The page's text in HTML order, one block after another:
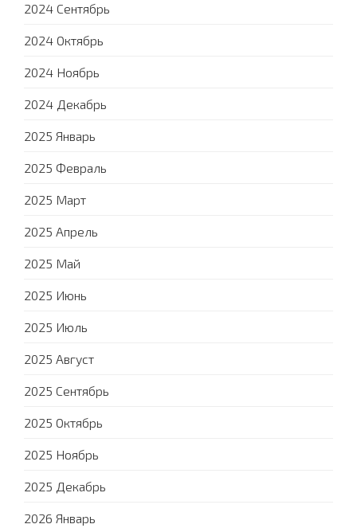
2024 Сентябрь
2024 Октябрь
2024 Ноябрь
2024 Декабрь
2025 Январь
2025 Февраль
2025 Март
2025 Апрель
2025 Май
2025 Июнь
2025 Июль
2025 Август
2025 Сентябрь
2025 Октябрь
2025 Ноябрь
2025 Декабрь
2026 Январь